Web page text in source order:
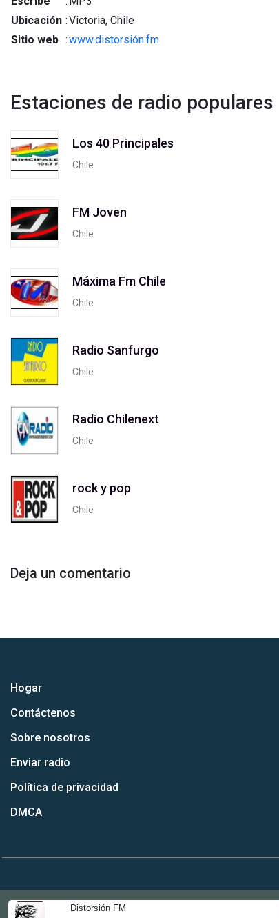
Ubicación :Victoria, Chile
Sitio web :www.distorsión.fm
Distorsión FM
Estaciones de radio populares
Los 40 Principales
Chile
FM Joven
Chile
Máxima Fm Chile
Chile
Radio Sanfurgo
Chile
Radio Chilenext
Chile
rock y pop
Chile
Deja un comentario
Hogar
Contáctenos
Sobre nosotros
Enviar radio
Política de privacidad
DMCA